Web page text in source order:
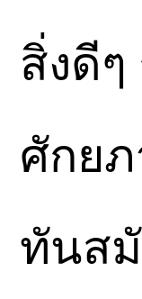
สิ่งดี
ศักย
ทันสมั